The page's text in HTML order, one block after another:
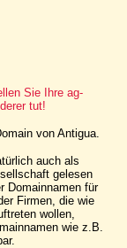
Sie Ihre ag-
tut!
von Antigua.
auch als
gelesen
Domainnamen für
Firmen, die wie
wollen,
wie z.B.